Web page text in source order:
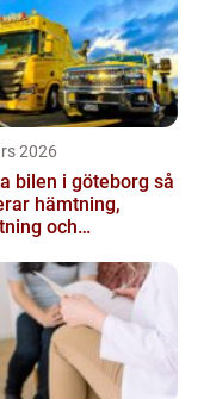
2026
bilen i göteborg så
hämtning,
och